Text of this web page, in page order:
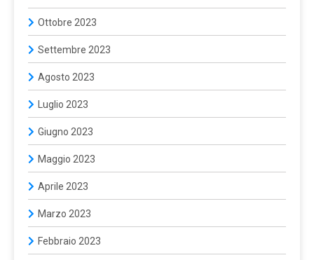
Ottobre 2023
Settembre 2023
Agosto 2023
Luglio 2023
Giugno 2023
Maggio 2023
Aprile 2023
Marzo 2023
Febbraio 2023